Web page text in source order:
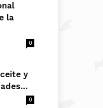
la
0
y
0